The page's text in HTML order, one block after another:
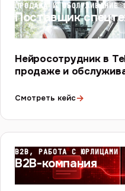
ПРОДАЖА И ОБСЛУЖИВАНИЕ
Поставщик
Нейросотрудник в
продаже и
Смотреть кейс→
B2B, РАБОТА С ЮРЛИЦАМИ
B2B-компания